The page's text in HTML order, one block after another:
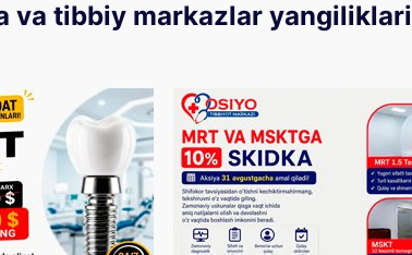
va tibbiy markazlar yangiliklari